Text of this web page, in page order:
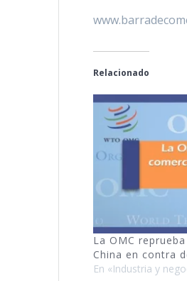
Relacionado
La OMC
China en contra
En «Industria y